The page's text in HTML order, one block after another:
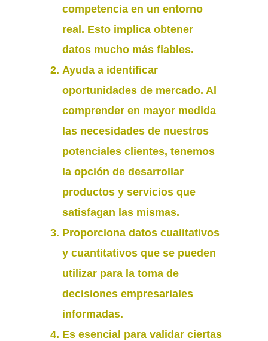
competencia en un entorno
real. Esto implica obtener
datos mucho más fiables.
Ayuda a identificar
oportunidades de mercado. Al
comprender en mayor medida
las necesidades de nuestros
potenciales clientes, tenemos
la opción de desarrollar
productos y servicios que
satisfagan las mismas.
Proporciona datos cualitativos
y cuantitativos que se pueden
utilizar para la toma de
decisiones empresariales
informadas.
Es esencial para validar ciertas